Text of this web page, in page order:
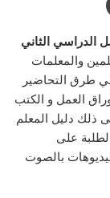
الدراسي الثاني
والمعلمات
طرق التحاضير
العمل و الكتب
ذلك دليل المعلم
على
بالصوت